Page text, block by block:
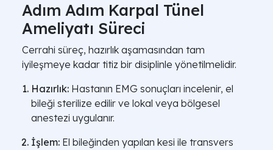
Adım Adım Karpal Tünel
Ameliyatı Süreci
Cerrahi süreç, hazırlık aşamasından tam
iyileşmeye kadar titiz bir disiplinle yönetilmelidir.
Hazırlık: Hastanın EMG sonuçları incelenir, el
bileği sterilize edilir ve lokal veya bölgesel
anestezi uygulanır.
İşlem: El bileğinden yapılan kesi ile transvers